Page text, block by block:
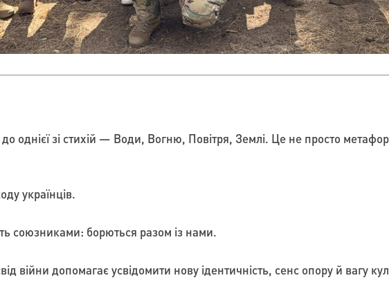
однієї зі стихій — Води, Вогню, Повітря, Землі. Це не просто
українців.
союзниками: борються разом із нами.
війни допомагає усвідомити нову ідентичність, сенс опору й вагу